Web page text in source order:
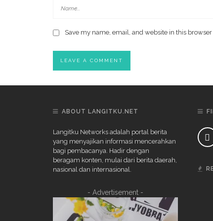
Save my name, email, and website in this
ABOUT LANGITKU.NET
Langitku Networks adalah portal berita
yang menyajikan informasi mencerahkan
bagi pembacanya. Hadir dengan
beragam konten, mulai dari berita daerah,
nasional dan internasional.
- Advertisement -